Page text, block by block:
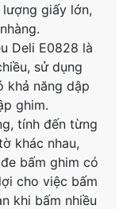
giấy lớn,
Deli E0828 là
sử dụng
khả năng dập
ghim.
tính đến từng
khác nhau,
bấm ghim có
cho việc bấm
khi bấm nhiều